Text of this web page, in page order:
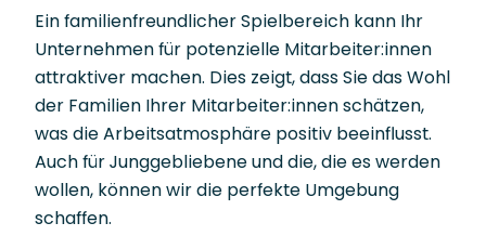
Ein familienfreundlicher Spielbereich kann Ihr
Unternehmen für potenzielle Mitarbeiter:innen
attraktiver machen. Dies zeigt, dass Sie das Wohl
der Familien Ihrer Mitarbeiter:innen schätzen,
was die Arbeitsatmosphäre positiv beeinflusst.
Auch für Junggebliebene und die, die es werden
wollen, können wir die perfekte Umgebung
schaffen.